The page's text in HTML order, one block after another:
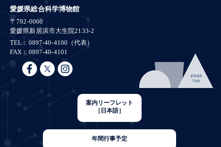
愛媛県総合科学博物館
〒792-0060
愛媛県新居浜市大生院2133-2
TEL：0897-40-4100（代表）
FAX：0897-40-4101
案内リーフレット
［日本語］
年間行事予定